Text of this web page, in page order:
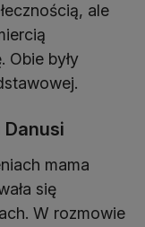
ale
Obie były
mama
się
W rozmowie